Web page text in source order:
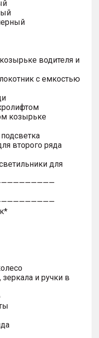
водителя и
с емкостью
козырьке
второго ряда
для
и ручки в